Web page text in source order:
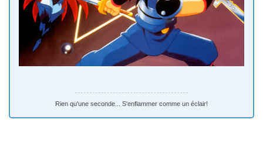
Rien qu'une seconde... S'enflammer comme un éclair!